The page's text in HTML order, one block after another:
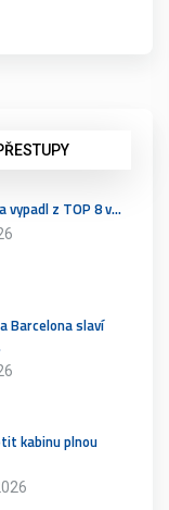
vypadl z TOP 8 v…
Barcelona slaví
kabinu plnou